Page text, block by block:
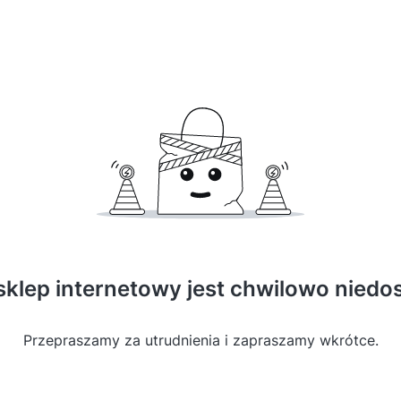
internetowy jest chwilowo
Przepraszamy za utrudnienia i zapraszamy wkrótce.